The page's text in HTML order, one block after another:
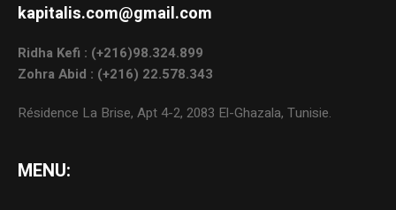
kapitalis.com@gmail.com
Ridha Kefi : (+216)98.324.899
Zohra Abid : (+216) 22.578.343
Résidence La Brise, Apt 4-2, 2083 El-Ghazala, Tunisie.
MENU: